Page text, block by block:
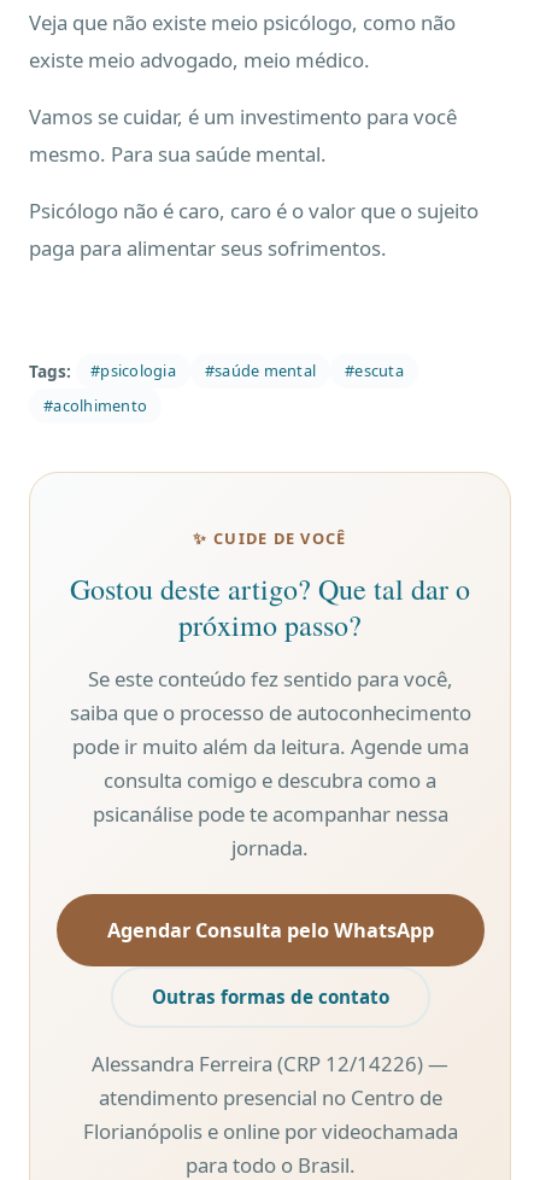
Veja que não existe meio psicólogo, como não
existe meio advogado, meio médico.
Vamos se cuidar, é um investimento para você
mesmo. Para sua saúde mental.
Psicólogo não é caro, caro é o valor que o sujeito
paga para alimentar seus sofrimentos.
Tags: #psicologia #saúde mental
#escuta
#acolhimento
✨ CUIDE DE VOCÊ
Gostou deste artigo? Que tal dar o
próximo passo?
Se este conteúdo fez sentido para você,
saiba que o processo de autoconhecimento
pode ir muito além da leitura. Agende uma
consulta comigo e descubra como a
psicanálise pode te acompanhar nessa
jornada.
Agendar Consulta pelo WhatsApp
Outras formas de contato
Alessandra Ferreira (CRP 12/14226) —
atendimento presencial no Centro de
Florianópolis e online por videochamada
para todo o Brasil.